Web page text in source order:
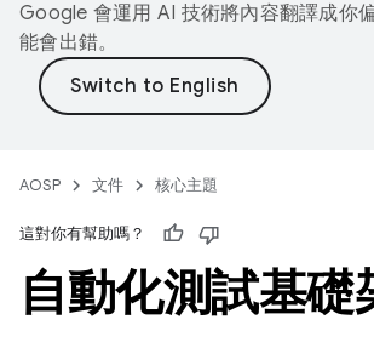
Google 會運用 AI 技術將內容翻譯成你
能會出錯。
AOSP 文件 核心主題
這對你有幫助嗎？
自動化測試基礎